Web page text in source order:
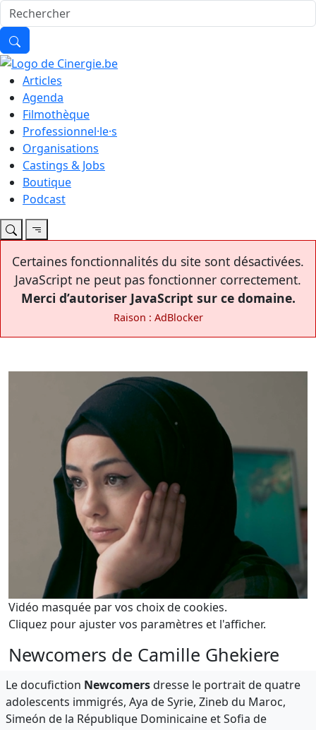
Articles
Agenda
Filmothèque
Professionnel·le·s
Organisations
Castings & Jobs
Boutique
Podcast
Certaines fonctionnalités du site sont désactivées.
JavaScript ne peut pas fonctionner correctement.
Merci d’autoriser JavaScript sur ce domaine.
Raison : AdBlocker
Vidéo masquée par vos choix de cookies.
Cliquez pour ajuster vos paramètres et l'afficher.
Newcomers de Camille Ghekiere
Le docufiction Newcomersdresse le portrait de quatre
adolescents immigrés, Aya de Syrie, Zineb du Maroc,
Simeón de la République Dominicaine et Sofia de